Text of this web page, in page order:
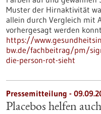
Muster der Hirnaktivität
allein durch Vergleich mit
vorhergesagt werden
https://
bw.de/fachbeitrag/pm/
die-person-rot-sieht
Pressemitteilung -
Placebos helfen